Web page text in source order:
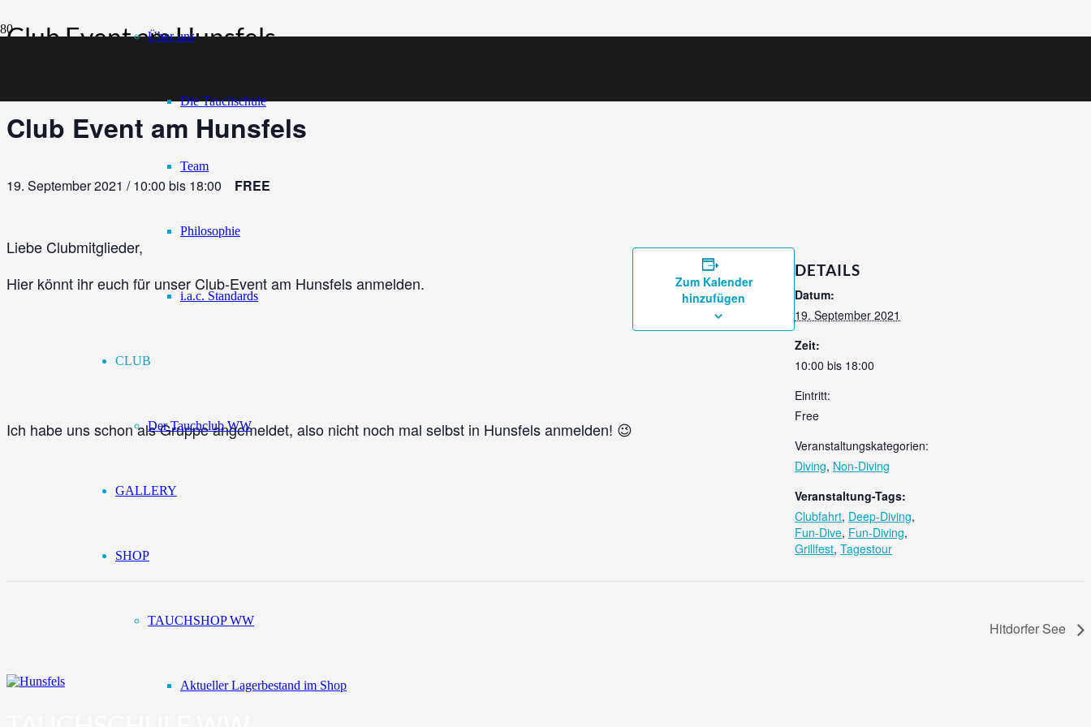
Über uns
Die Tauchschule
Team
Philosophie
i.a.c. Standards
CLUB
Der Tauchclub WW
GALLERY
SHOP
TAUCHSHOP WW
Aktueller Lagerbestand im Shop
Club Event am Hunsfels
Club Event am Hunsfels
19. September 2021 / 10:00 bis 18:00 FREE
Liebe Clubmitglieder,
Hier könnt ihr euch für unser Club-Event am Hunsfels anmelden.
Ich habe uns schon als Gruppe angemeldet, also nicht noch mal selbst in Hunsfels anmelden! 😉
Zum Kalender
hinzufügen
DETAILS
Datum:
19. September 2021
Zeit:
10:00 bis 18:00
Eintritt:
Free
Veranstaltungskategorien:
Diving, Non-Diving
Veranstaltung-Tags:
Clubfahrt, Deep-Diving,
Fun-Dive, Fun-Diving,
Grillfest, Tagestour
Hitdorfer See